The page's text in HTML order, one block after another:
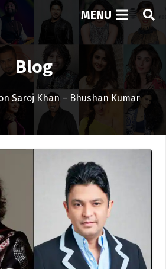
MENU
Blog
Saroj Khan – Bhushan Kumar